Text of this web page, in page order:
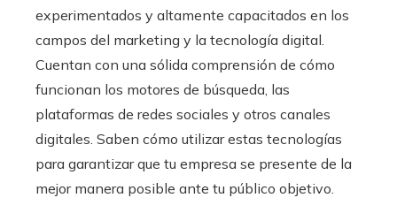
experimentados y altamente capacitados en los
campos del marketing y la tecnología digital.
Cuentan con una sólida comprensión de cómo
funcionan los motores de búsqueda, las
plataformas de redes sociales y otros canales
digitales. Saben cómo utilizar estas tecnologías
para garantizar que tu empresa se presente de la
mejor manera posible ante tu público objetivo.